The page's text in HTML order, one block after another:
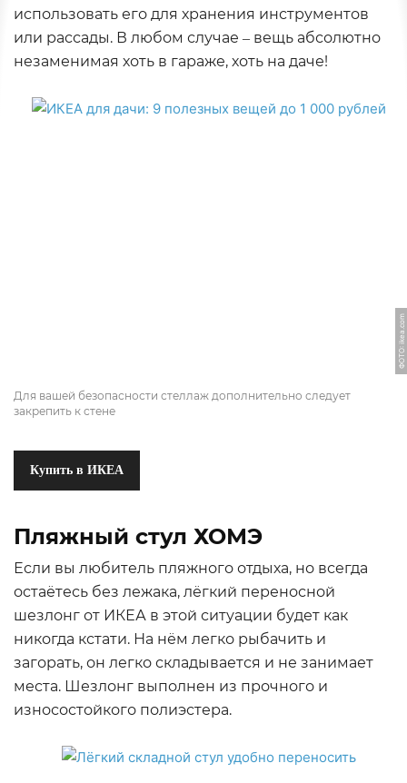
использовать его для хранения инструментов
или рассады. В любом случае ‒ вещь абсолютно
незаменимая хоть в гараже, хоть на даче!
ФОТО: ikea.com
Для вашей безопасности стеллаж дополнительно следует
закрепить к стене
Купить в ИКЕА
Пляжный стул ХОМЭ
Если вы любитель пляжного отдыха, но всегда
остаётесь без лежака, лёгкий переносной
шезлонг от ИКЕА в этой ситуации будет как
никогда кстати. На нём легко рыбачить и
загорать, он легко складывается и не занимает
места. Шезлонг выполнен из прочного и
износостойкого полиэстера.